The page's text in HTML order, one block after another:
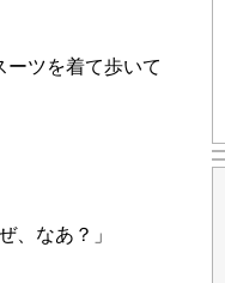
ーツを着て歩いて
、なあ？」